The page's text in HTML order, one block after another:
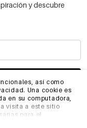
así como
Una cookie es
en su computadora,
visita a este sitio
para el
y descubre